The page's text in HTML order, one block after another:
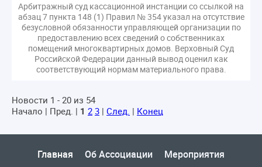
Арбитражный суд кассационной инстанции со ссылкой на
абзац 7 пункта 148 (1) Правил № 354 указал на отсутствие
безусловной обязанности управляющей организации по
предоставлению всех сведений о собственниках
помещений многоквартирных домов. Верховный Суд
Российской Федерации данный вывод оценил как
соответствующий нормам материального права.
Новости 1 - 20 из 54
Начало | Пред. | 1 2 3 | След. | Конец
Главная Об Ассоциации Мероприятия